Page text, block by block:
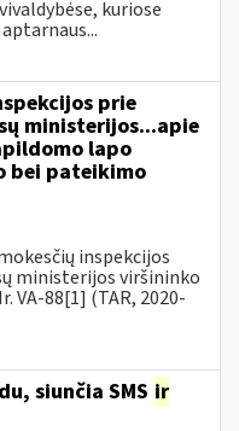
kuriose
prie
ministerijos...apie
lapo
bei pateikimo
inspekcijos
ministerijos viršininko
VA-88[1] (TAR, 2020-
siunčia SMS ir